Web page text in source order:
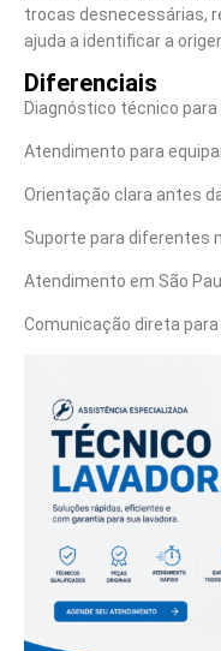
trocas desnecessárias,
ajuda a identificar a
Diferenciais
Diagnóstico técnico para
Atendimento para
Orientação clara antes
Suporte para diferentes
Atendimento em São
Comunicação direta